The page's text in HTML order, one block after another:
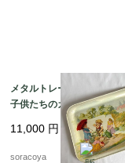
メタルトレー 大型
子供たちのガーデニン
グ 植え込み お庭ジ
ョーロ花籠 19kwm75
11,000 円
soracoya